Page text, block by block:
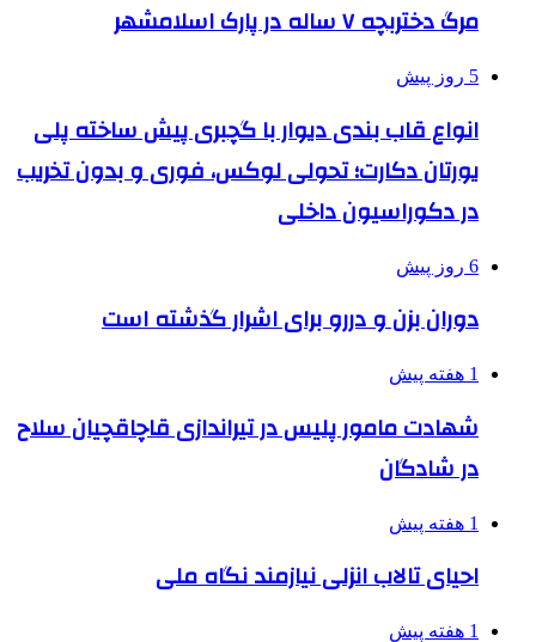
مرگ دختربچه ۷ ساله در پارک اسلامشهر
5 روز پیش
انواع قاب بندی دیوار با گچبری پیش ساخته پلی
یورتان دکارت؛ تحولی لوکس، فوری و بدون تخریب
در دکوراسیون داخلی
6 روز پیش
دوران بزن و دررو برای اشرار گذشته است
1 هفته پیش
شهادت مامور پلیس در تیراندازی قاچاقچیان سلاح
در شادگان
1 هفته پیش
احیای تالاب انزلی نیازمند نگاه ملی
1 هفته پیش